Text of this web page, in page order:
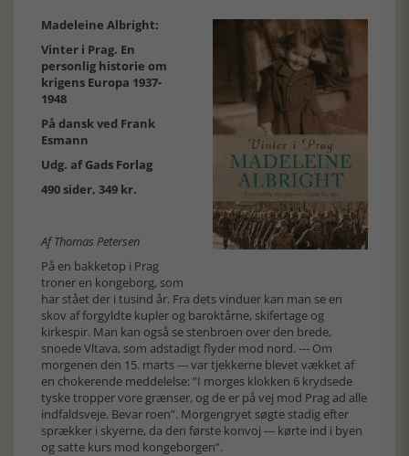
Madeleine Albright:
Vinter i Prag. En
personlig historie om
krigens Europa 1937-
1948
På dansk ved Frank
Esmann
Udg. afGads Forlag
490 sider, 349 kr.
Af Thomas Petersen
På en bakketop i Prag
troner en kongeborg, som
har stået der i tusind år. Fra dets vinduer kan man se en
skov af forgyldte kupler og baroktårne, skifertage og
kirkespir. Man kan også se stenbroen over den brede,
snoede Vltava, som adstadigt flyder mod nord. --- Om
morgenen den 15. marts --- var tjekkerne blevet vækket af
en chokerende meddelelse: ”I morges klokken 6 krydsede
tyske tropper vore grænser, og de er på vej mod Prag ad alle
indfaldsveje. Bevar roen”. Morgengryet søgte stadig efter
sprækker i skyerne, da den første konvoj --- kørte ind i byen
og satte kurs mod kongeborgen”.